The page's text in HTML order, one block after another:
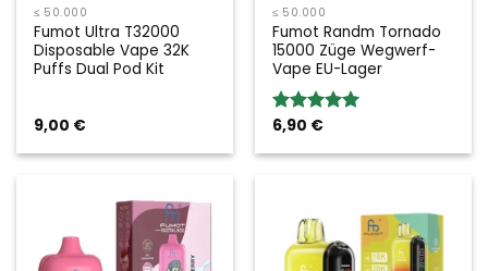
≤ 50.000
Fumot Ultra T32000
Disposable Vape 32K
Puffs Dual Pod Kit
9,00 €
≤ 50.000
Fumot Randm Tornado
15000 Züge Wegwerf-
Vape EU-Lager
Bewertung:
6,90 €